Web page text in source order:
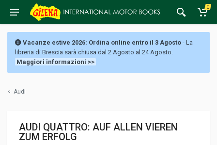
0
Vacanze estive 2026: Ordina online entro il 3 Agosto - La
libreria di Brescia sarà chiusa dal 2 Agosto al 24 Agosto.
Maggiori informazioni >>
< Audi
AUDI QUATTRO: AUF ALLEN VIEREN
ZUM ERFOLG